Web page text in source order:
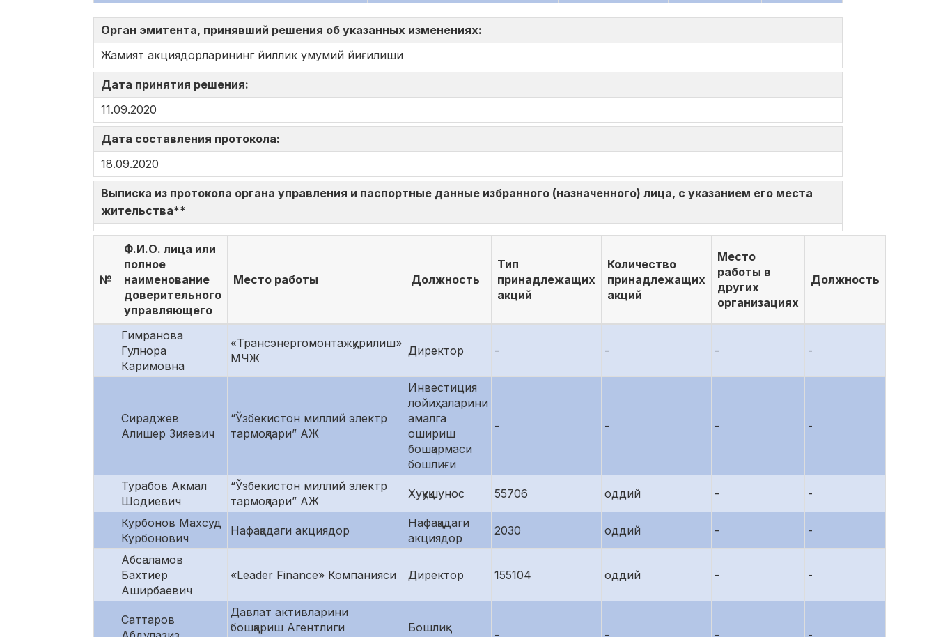
Орган эмитента, принявший решения об указанных изменениях:
Жамият акциядорларининг йиллик умумий йиғилиши
Дата принятия решения:
11.09.2020
Дата составления протокола:
18.09.2020
Выписка из протокола органа управления и паспортные данные избранного (назначенного) лица, с указанием его места
жительства**
№
Ф.И.О. лица или
полное
наименование
доверительного
управляющего
Место работы Должность
Тип
принадлежащих
акций
Количество
принадлежащих
акций
Место
работы в
других
организациях
Должность
Гимранова
Гулнора
Каримовна
«Трансэнергомонтажқурилиш»
МЧЖ
Директор - - - -
Сираджев
Алишер Зияевич
“Ўзбекистон миллий электр
тармоқлари” АЖ
Инвестиция
лойиҳаларини
амалга
ошириш
бошқармаси
бошлиғи
- - - -
Турабов Акмал
Шодиевич
“Ўзбекистон миллий электр
тармоқлари” АЖ
Хуқуқшунос 55706 оддий - -
Курбонов Махсуд
Курбонович
Нафақадаги акциядор
Нафақадаги
акциядор
2030 оддий - -
Абсаламов
Бахтиёр
Аширбаевич
«Leader Finance» Компанияси Директор 155104 оддий - -
Саттаров
Давлат активларини
бошқариш Агентлиги
Бошлиқ